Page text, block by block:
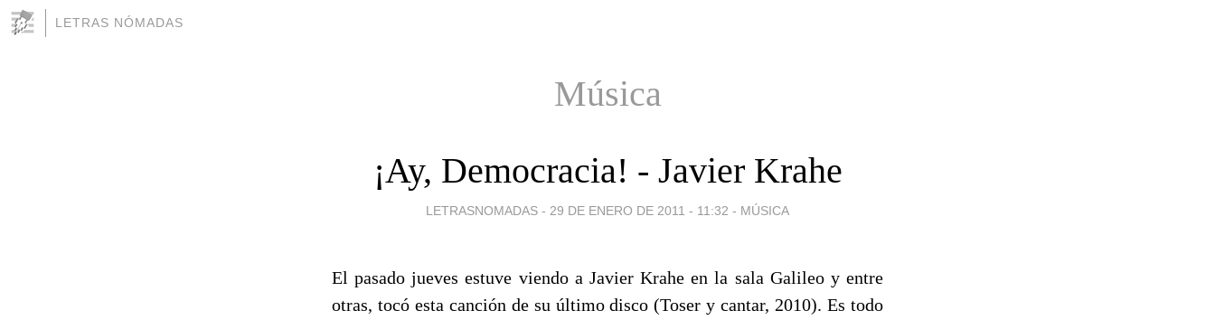
LETRAS NÓMADAS
Música
¡Ay, Democracia! - Javier Krahe
LETRASNOMADAS - 29 DE ENERO DE 2011 - 11:32 - MÚSICA
El pasado jueves estuve viendo a Javier Krahe en la sala Galileo y entre
otras, tocó esta canción de su último disco (Toser y cantar, 2010). Es todo